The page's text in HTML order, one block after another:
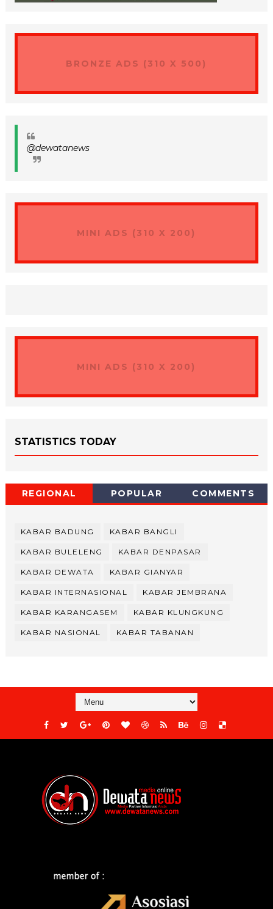
BRONZE ADS (310 X 500)
@dewatanews
MINI ADS (310 X 200)
MINI ADS (310 X 200)
STATISTICS TODAY
REGIONAL POPULAR COMMENTS
KABAR BADUNG KABAR BANGLI
KABAR BULELENG KABAR DENPASAR
KABAR DEWATA KABAR GIANYAR
KABAR INTERNASIONAL KABAR JEMBRANA
KABAR KARANGASEM KABAR KLUNGKUNG
KABAR NASIONAL KABAR TABANAN